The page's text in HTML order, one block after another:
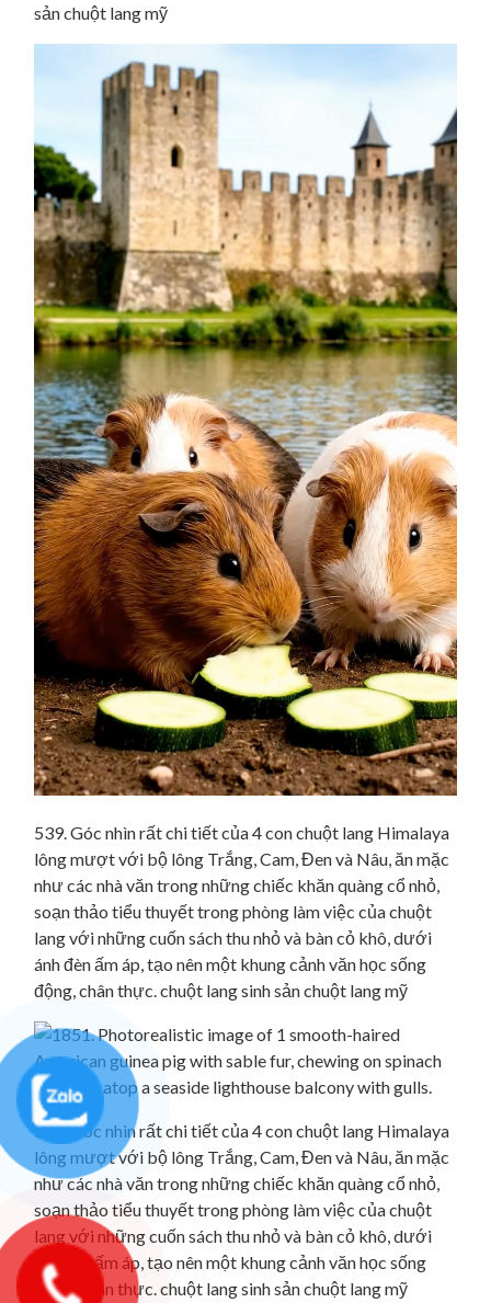
sản chuột lang mỹ
539. Góc nhìn rất chi tiết của 4 con chuột lang Himalaya
lông mượt với bộ lông Trắng, Cam, Đen và Nâu, ăn mặc
như các nhà văn trong những chiếc khăn quàng cổ nhỏ,
soạn thảo tiểu thuyết trong phòng làm việc của chuột
lang với những cuốn sách thu nhỏ và bàn cỏ khô, dưới
ánh đèn ấm áp, tạo nên một khung cảnh văn học sống
động, chân thực. chuột lang sinh sản chuột lang mỹ
539. Góc nhìn rất chi tiết của 4 con chuột lang Himalaya
lông mượt với bộ lông Trắng, Cam, Đen và Nâu, ăn mặc
như các nhà văn trong những chiếc khăn quàng cổ nhỏ,
soạn thảo tiểu thuyết trong phòng làm việc của chuột
lang với những cuốn sách thu nhỏ và bàn cỏ khô, dưới
ánh đèn ấm áp, tạo nên một khung cảnh văn học sống
động, chân thực. chuột lang sinh sản chuột lang mỹ